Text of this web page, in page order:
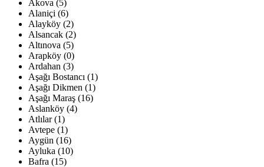
Akova (5)
Alaniçi (6)
Alayköy (2)
Alsancak (2)
Altınova (5)
Arapköy (0)
Ardahan (3)
Aşağı Bostancı (1)
Aşağı Dikmen (1)
Aşağı Maraş (16)
Aslanköy (4)
Atlılar (1)
Avtepe (1)
Aygün (16)
Ayluka (10)
Bafra (15)